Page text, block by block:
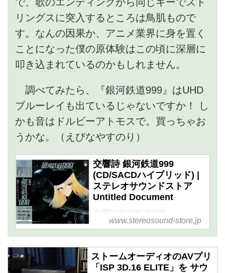
リングスに突入するところは鳥肌もので
す。なんの因果か、アニメ業界に身を置く
ことになった僕の原体験はこの頃に深層に
叩き込まれているのかもしれません。
調べてみたら、『銀河鉄道999』はUHD
ブルーレイも出ているじゃないですか！ し
かも音はドルビーアトモスで。買っちゃお
うかな。（えびなやすのり）
交響詩 銀河鉄道999
(CD/SACDハイブリッド) |
ステレオサウンドストア
Untitled Document
交響詩 銀河鉄道999
(CD/SACDハイブリッド) 音楽
ソフト ステレオサウンドスト
ア
www.stereosound-store.jp
ストームオーディオのAVプリ
「ISP 3D.16 ELITE」を サウ